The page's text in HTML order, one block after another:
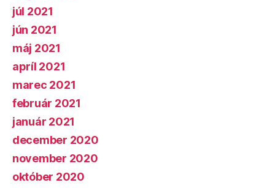
júl 2021
jún 2021
máj 2021
apríl 2021
marec 2021
február 2021
január 2021
december 2020
november 2020
október 2020